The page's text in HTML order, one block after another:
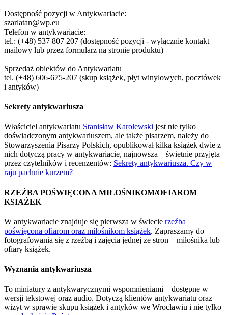
Dostępność pozycji w Antykwariacie:
szarlatan@wp.eu
Telefon w antykwariacie:
tel.: (+48) 537 807 207 (dostępność pozycji - wyłącznie kontakt
mailowy lub przez formularz na stronie produktu)
Sprzedaż obiektów do Antykwariatu
tel. (+48) 606-675-207 (skup książek, płyt winylowych, pocztówek
i antyków)
Sekrety antykwariusza
Właściciel antykwariatu Stanisław Karolewski jest nie tylko
doświadczonym antykwariuszem, ale także pisarzem, należy do
Stowarzyszenia Pisarzy Polskich, opublikował kilka książek dwie z
nich dotyczą pracy w antykwariacie, najnowsza – świetnie przyjęta
przez czytelników i recenzentów: Sekrety antykwariusza. Czy w
raju pachnie kurzem?
RZEŹBA POŚWIĘCONA MIŁOŚNIKOM/OFIAROM
KSIAŻEK
W antykwariacie znajduje się pierwsza w świecie rzeźba
poświęcona ofiarom oraz miłośnikom książek. Zapraszamy do
fotografowania się z rzeźbą i zajęcia jednej ze stron – miłośnika lub
ofiary książek.
Wyznania antykwariusza
To miniatury z antykwarycznymi wspomnieniami – dostępne w
wersji tekstowej oraz audio. Dotyczą klientów antykwariatu oraz
wizyt w sprawie skupu książek i antyków we Wrocławiu i nie tylko